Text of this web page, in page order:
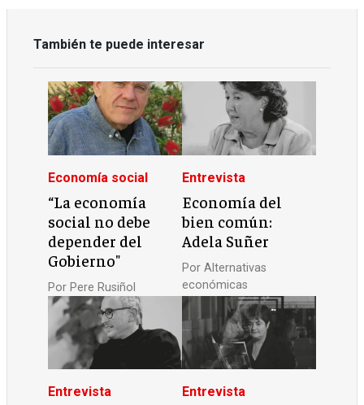
También te puede interesar
Economía social
“La economía
social no debe
depender del
Gobierno"
Por Pere Rusiñol
Entrevista
Economía del
bien común:
Adela Suñer
Por Alternativas
económicas
Entrevista Entrevista